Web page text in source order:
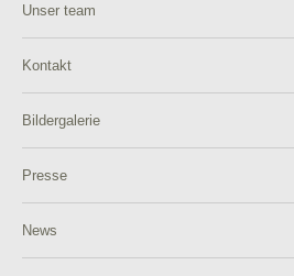
Unser team
Kontakt
Bildergalerie
Presse
News